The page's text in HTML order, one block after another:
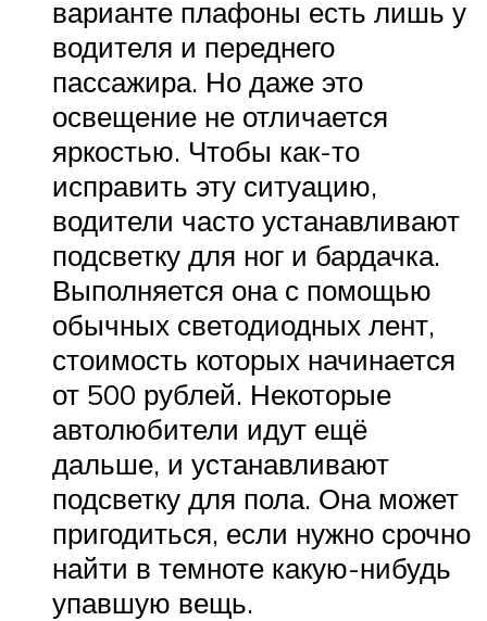
варианте плафоны есть лишь у
водителя и переднего
пассажира. Но даже это
освещение не отличается
яркостью. Чтобы как-то
исправить эту ситуацию,
водители часто устанавливают
подсветку для ног и бардачка.
Выполняется она с помощью
обычных светодиодных лент,
стоимость которых начинается
от 500 рублей. Некоторые
автолюбители идут ещё
дальше, и устанавливают
подсветку для пола. Она может
пригодиться, если нужно срочно
найти в темноте какую-нибудь
упавшую вещь.